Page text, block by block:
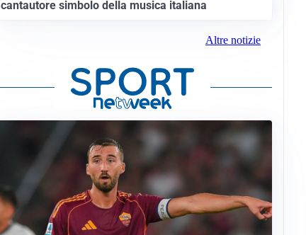
cantautore simbolo della musica italiana
Altre notizie